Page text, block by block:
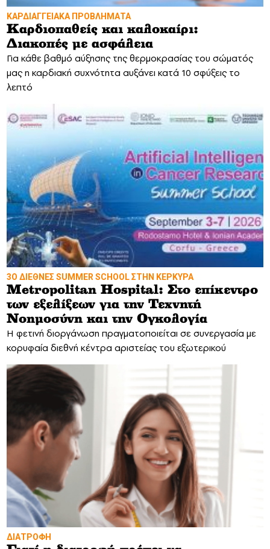
ΚΑΡΔΙΑΓΓΕΙΑΚΑ ΠΡΟΒΛΗΜΑΤΑ
Καρδιοπαθείς και καλοκαίρι:
Διακοπές με ασφάλεια
Για κάθε βαθμό αύξησης της θερμοκρασίας του σώματός
μας η καρδιακή συχνότητα αυξάνει κατά 10 σφύξεις το
λεπτό
3Ο ΔΙΕΘΝΕΣ SUMMER SCHOOL ΣΤΗΝ ΚΕΡΚΥΡΑ
Metropolitan Hospital: Στο επίκεντρο
των εξελίξεων για την Τεχνητή
Νοημοσύνη και την Ογκολογία
Η φετινή διοργάνωση πραγματοποιείται σε συνεργασία με
κορυφαία διεθνή κέντρα αριστείας του εξωτερικού
ΔΙΑΤΡΟΦΗ